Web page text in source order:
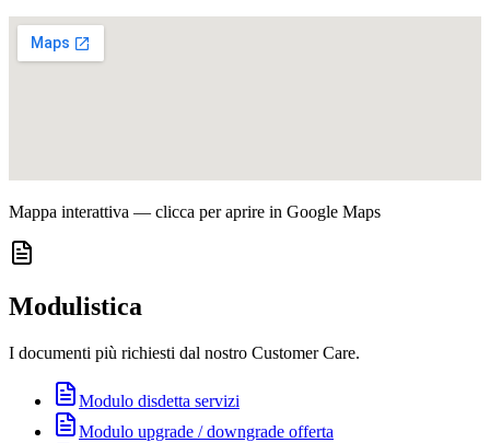
Mappa interattiva — clicca per aprire in Google Maps
Modulistica
I documenti più richiesti dal nostro Customer Care.
Modulo disdetta servizi
Modulo upgrade / downgrade offerta